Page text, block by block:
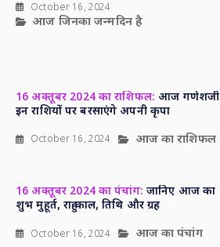
October 16, 2024
आज जिनका जन्मदिन है
16 अक्तूबर 2024 का राशिफल: आज गणेशजी
इन राशियों पर बरसाएंगे अपनी कृपा
October 16, 2024 आज का राशिफल
16 अक्तूबर 2024 का पंचांग: जानिए आज का
शुभ मुहूर्त, राहु काल, तिथि और ग्रह
October 16, 2024 आज का पंचांग